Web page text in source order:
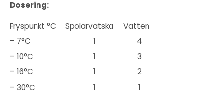
Dosering:
Fryspunkt °C
Spolarvätska
Vatten
– 7°C
1
4
– 10°C
1
3
– 16°C
1
2
– 30°C
1 1